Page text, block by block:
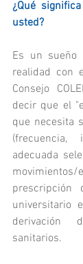
¿Qué
usted?
Es un sueño
realidad con
Consejo
decir que el
que necesita
(frecuencia,
adecuada
prescripción
universitario
derivación
sanitarios.